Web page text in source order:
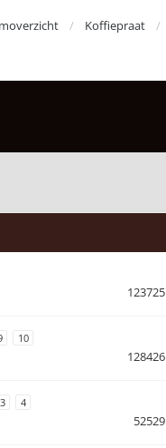
Koffiepraat
123725
10
128426
3 4
52529